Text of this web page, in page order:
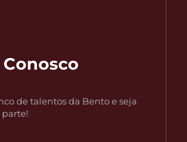
de talentos da Bento e seja
parte!